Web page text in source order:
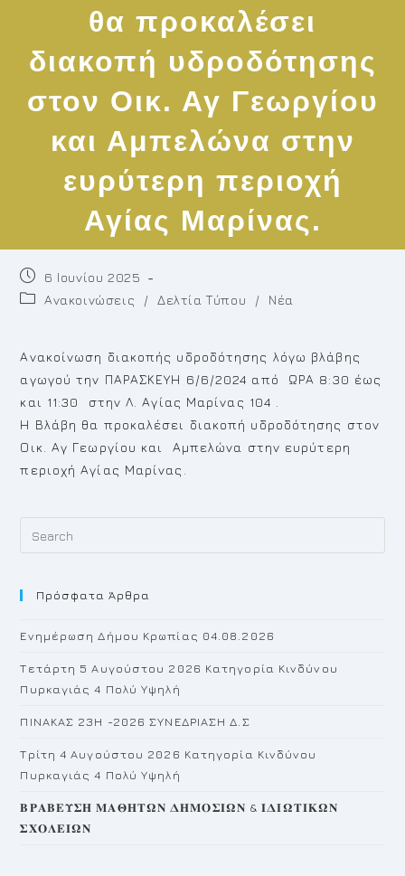
θα προκαλέσει
διακοπή υδροδότησης
στον Οικ. Αγ Γεωργίου
και Αμπελώνα στην
ευρύτερη περιοχή
Αγίας Μαρίνας.
Post
published:
6 Ιουνίου 2025
PostΑνακοινώσεις / Δελτία Τύπου / Νέα
Ανακοίνωση διακοπής υδροδότησης λόγω βλάβης
αγωγού την ΠΑΡΑΣΚΕΥΗ 6/6/2024 από ΩΡΑ 8:30 έως
και 11:30 στην Λ. Αγίας Μαρίνας 104 .
Η Βλάβη θα προκαλέσει διακοπή υδροδότησης στον
Οικ. Αγ Γεωργίου και Αμπελώνα στην ευρύτερη
περιοχή Αγίας Μαρίνας.
Πρόσφατα Άρθρα
Ενημέρωση Δήμου Κρωπίας 04.08.2026
Τετάρτη 5 Αυγούστου 2026 Κατηγορία Κινδύνου
Πυρκαγιάς 4 Πολύ Υψηλή
ΠΙΝΑΚΑΣ 23H -2026 ΣΥΝΕΔΡΙΑΣΗ Δ.Σ
Τρίτη 4 Αυγούστου 2026 Κατηγορία Κινδύνου
Πυρκαγιάς 4 Πολύ Υψηλή
𝚩𝚸𝚨𝚩𝚬𝚼𝚺𝚮 𝚳𝚨𝚯𝚮𝚻𝛀𝚴 𝚫𝚮𝚳𝚶𝚺𝚰𝛀𝚴 & 𝚰𝚫𝚰𝛀𝚻𝚰𝚱𝛀𝚴
𝚺𝚾𝚶𝚲𝚬𝚰𝛀𝚴